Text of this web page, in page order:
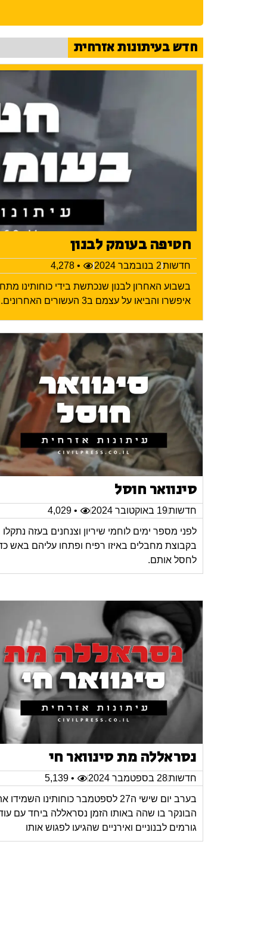
חדש בעיתונות אזרחית
חטיפה בעומק לבנון
חדשות2 בנובמבר 2024 • 4,278
בשבוע האחרון לבנון שנכתשת בידי כוחותינו
איפשרו והביאו על עצמם ב3 העשורים האחרונים.
סינוואר חוסל
חדשות19 באוקטובר 2024 • 4,029
לפני מספר ימים לוחמי שיריון וצנחנים בעזה נתקלו
בקבוצת מחבלים באיזו רפיח ופתחו עליהם באש
לחסל אותם.
נסראללה מת סינוואר חי
חדשות28 בספטמבר 2024 • 5,139
בערב יום שישי ה27 לספטמבר כוחותינו השמידו
הבונקר בו שהה באותו הזמן נסראללה ביחד עם
גורמים לבנוניים ואירניים שהגיעו לפגוש אותו